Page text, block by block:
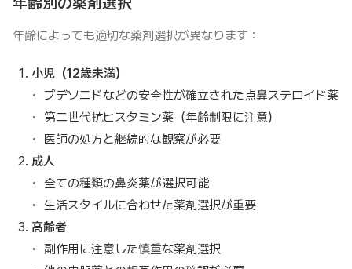
年齢によっても適切な薬剤選択が異なります：
小児（12歳未満）
ブデソニドなどの安全性が確立された点鼻ステロイド薬
第二世代抗ヒスタミン薬（年齢制限に注意）
医師の処方と継続的な観察が必要
成人
全ての種類の鼻炎薬が選択可能
生活スタイルに合わせた薬剤選択が重要
高齢者
副作用に注意した慎重な薬剤選択